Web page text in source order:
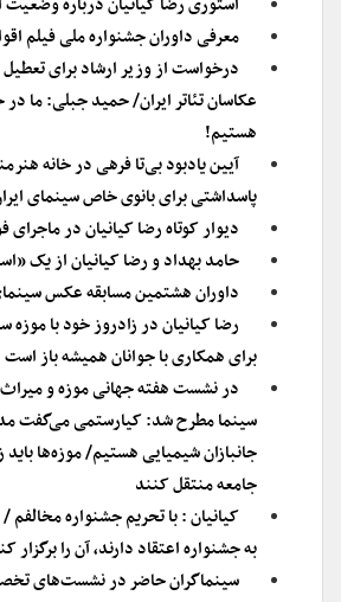
معرفی داوران جشنواره ملی فیلم
درخواست از وزیر ارشاد برای
عکاسان تئاتر ایران/ حمید جبلی: ما
هستیم!
آیین یادبود بی‌تا فرهی در خانه
پاسداشتی برای بانوی خاص سینمای
دیوار کوتاه رضا کیانیان در
حامد بهداد و رضا کیانیان از یک
داوران هشتمین مسابقه عکس
رضا کیانیان در زادروز خود با
برای همکاری با جوانان همیشه باز است
در نشست هفته جهانی موزه و
سینما مطرح شد: کیارستمی می‌گفت
جانبازان شیمیایی هستیم/ موزه‌ها باید
جامعه منتقل کنند
کیانیان : با تحریم جشنواره مخالفم
به جشنواره اعتقاد دارند، آن را برگزار
سینماگران حاضر در نشست‌های